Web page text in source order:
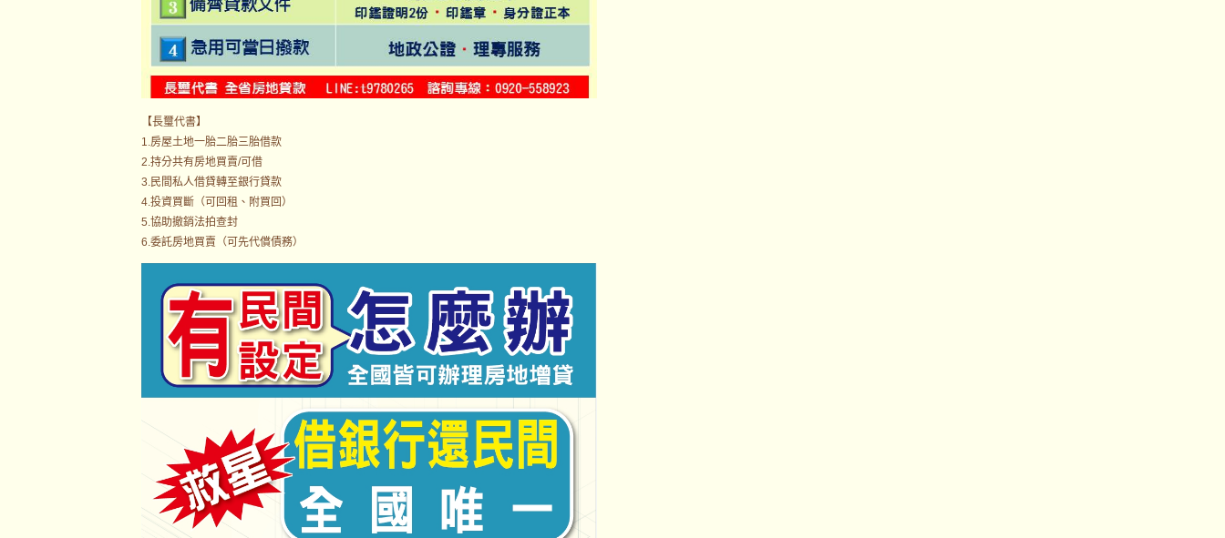
【長璽代書】
1.房屋土地一胎二胎三胎借款
2.持分共有房地買賣/可借
3.民間私人借貸轉至銀行貸款
4.投資買斷（可回租、附買回）
5.協助撤銷法拍查封
6.委託房地買賣（可先代償債務）